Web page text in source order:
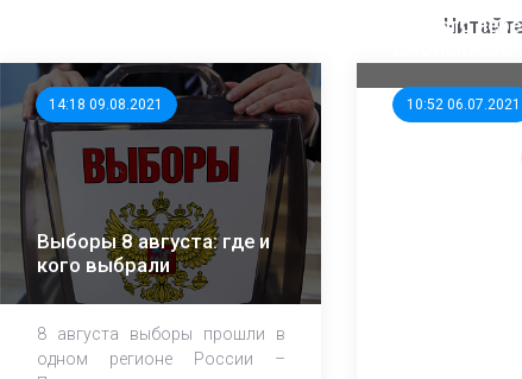
14:18 09.08.2021
Выборы 8 августа: где и
кого выбрали
8 августа выборы прошли в
одном регионе России –
10:52 06.07.2021
единого